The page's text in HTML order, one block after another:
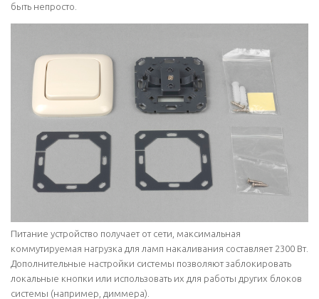
быть непросто.
Питание устройство получает от сети, максимальная
коммутируемая нагрузка для ламп накаливания составляет 2300 Вт.
Дополнительные настройки системы позволяют заблокировать
локальные кнопки или использовать их для работы других блоков
системы (например, диммера).